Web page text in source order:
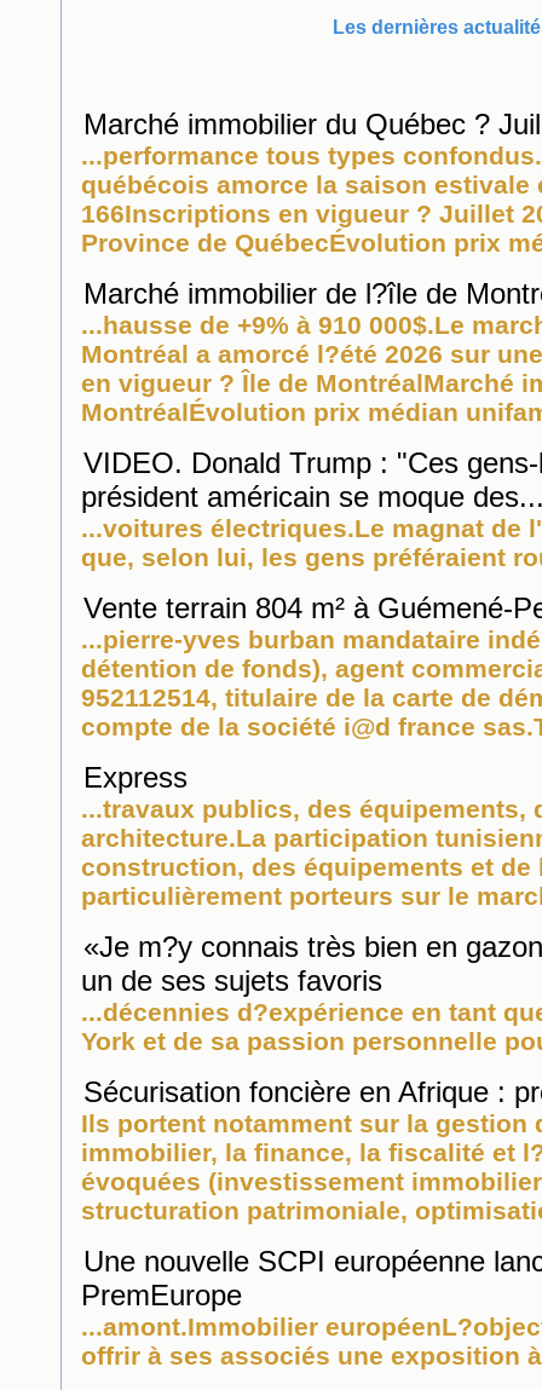
Les dernières
Marché immobilier du Québec ?
...performance tous types
québécois amorce la saison estivale
166Inscriptions en vigueur ? Juillet
Province de QuébecÉvolution prix
Marché immobilier de l?île de
...hausse de +9% à 910 000$.Le
Montréal a amorcé l?été 2026 sur
en vigueur ? Île de MontréalMarché
MontréalÉvolution prix médian
VIDEO. Donald Trump : "Ces
président américain se moque
...voitures électriques.Le magnat de l'
que, selon lui, les gens préféraient
Vente terrain 804 m² à Guémené-
...pierre-yves burban mandataire
détention de fonds), agent
952112514, titulaire de la carte de
compte de la société i@d france
Express
...travaux publics, des équipements,
architecture.La participation
construction, des équipements et de
particulièrement porteurs sur le
«Je m?y connais très bien en
un de ses sujets favoris
...décennies d?expérience en tant
York et de sa passion personnelle
Sécurisation foncière en Afrique :
Ils portent notamment sur la
immobilier, la finance, la fiscalité et
évoquées (investissement immobilier
structuration patrimoniale,
Une nouvelle SCPI européenne
PremEurope
...amont.Immobilier
offrir à ses associés une exposition